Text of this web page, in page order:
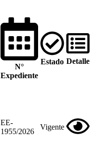
N°
Expediente
Estado Detalle
EE-
1955/2026
Vigente